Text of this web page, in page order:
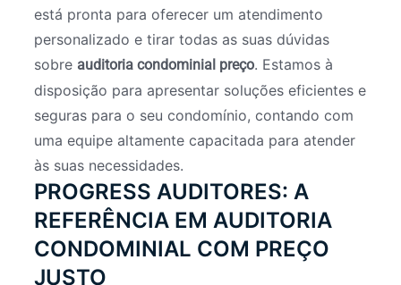
está pronta para oferecer um atendimento
personalizado e tirar todas as suas dúvidas
sobre auditoria condominial preço. Estamos à
disposição para apresentar soluções eficientes e
seguras para o seu condomínio, contando com
uma equipe altamente capacitada para atender
às suas necessidades.
PROGRESS AUDITORES: A
REFERÊNCIA EM AUDITORIA
CONDOMINIAL COM PREÇO
JUSTO